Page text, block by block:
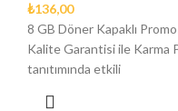
₺136,00
8 GB Döner Kapaklı
Kalite Garantisi ile Karma
tanıtımında etkili